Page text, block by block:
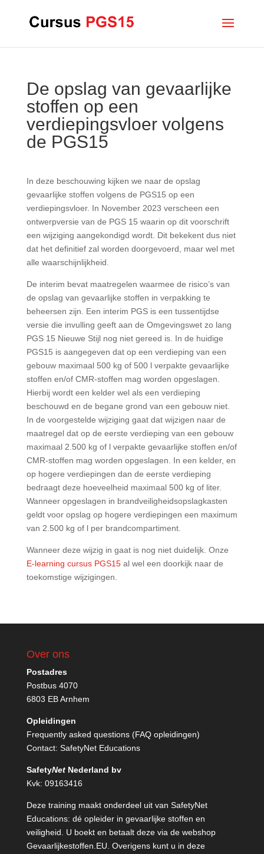
De opslag van gevaarlijke
stoffen op een
verdiepingsvloer volgens
de PGS15
In deze beschouwing kijken we naar de opslag
gevaarlijke stoffen volgens de PGS15 op een
verdiepingsvloer. In November 2023 verscheen een
ontwerpversie van de PGS 15 waarin op dit voorschrift
een wijziging aangekondigd wordt. Dit bekekent dus niet
dat het definitief zal worden doorgevoerd, maar wel met
alle waarschijnlijkheid.
De interim bevat maatregelen waarmee de risico’s van
de opslag van gevaarlijke stoffen in verpakking te
beheersen zijn. Een interim PGS is een tussentijdse
versie die invulling geeft aan de Omgevingswet zo lang
PGS 15 Nieuwe Stijl nog niet gereed is. In de huidige
PGS15 is aangegeven dat op een verdieping van een
gebouw maximaal 500 kg of 500 l verpakte gevaarlijke
stoffen en/of CMR-stoffen mag worden opgeslagen.
Hierbij wordt een kelder wel als een verdieping
beschouwd en de begane grond van een gebouw niet.
In de voorgestelde wijziging gaat dat wijzigen naar de
maatregel dat op de eerste verdieping van een gebouw
maximaal 2.500 kg of l verpakte gevaarlijke stoffen en/of
CMR-stoffen mag worden opgeslagen. In een kelder, en
op hogere verdiepingen dan de eerste verdieping
bedraagt deze hoeveelheid maximaal 500 kg of liter.
Wanneer opgeslagen in brandveiligheidsopslagkasten
geldt voor opslag op hogere verdiepingen een maximum
van 2.500 kg of l per brandcompartiment.
Wanneer deze wijzig in gaat is nog niet duidelijk. Onze
E-learning cursus PGS15al wel een doorkijk naar de
toekomstige wijzigingen.
Over ons
Postadres
Postbus 4070
6803 EB Arnhem
Opleidingen
Frequently asked questions (FAQ opleidingen)
Contact: SafetyNet Educations
SafetyNetNederland bv
Kvk: 09163416
Deze training maakt onderdeel uit van SafetyNet
Educations: dé opleider in gevaarlijke stoffen en
veiligheid. U boekt en betaalt deze via de webshop
Gevaarlijkestoffen.EU . Overigens kunt u in deze